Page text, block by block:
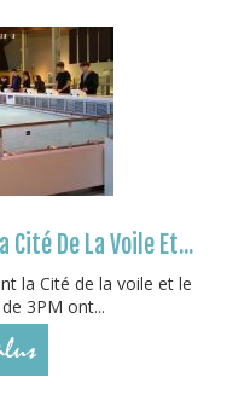
Cité De La Voile Et...
la Cité de la voile et le
3PM ont...